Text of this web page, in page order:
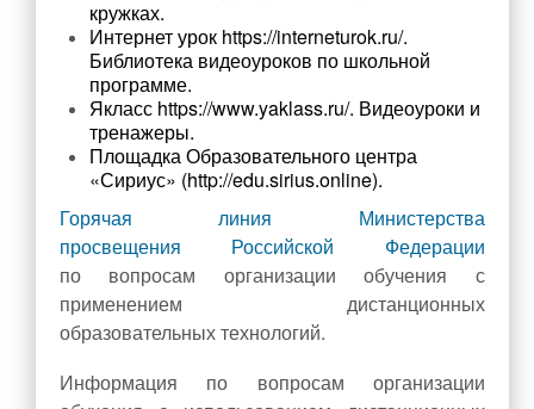
кружках.
Интернет урок https://interneturok.ru/.
Библиотека видеоуроков по школьной
программе.
Якласс https://www.yaklass.ru/. Видеоуроки и
тренажеры.
Площадка Образовательного центра
«Сириус» (http://edu.sirius.online).
Горячая линия Министерства
просвещения Российской Федерации
по вопросам организации обучения с
применением дистанционных
образовательных технологий.
Информация по вопросам организации